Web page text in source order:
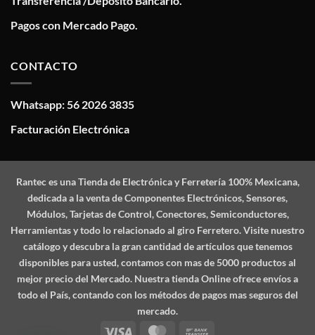
Pagos con Mercado Pago.
CONTACTO
Whatsapp: 56 2026 3835
Facturación Electrónica
Ranteces una Tienda de Electrónica y Ferretería 100% Mexicana,
dedicada a la venta de Componentes Electrónicos, Sensores,
Módulos, Tarjetas de Control, Conectores, Semiconductores,
Herramientas y todo lo relacionado al giro Ferretero. Visite nuestro
catálogo y descubra la gran cantidad de artículos que tenemos
disponibles para usted, contamos con mas de 5000 productos al
mejor precio del Mercado. Nuestra tienda Online ofrece envíos a
todo el País, contando con los métodos de pagos mas seguros del
mercado.
Visa
MasterCard